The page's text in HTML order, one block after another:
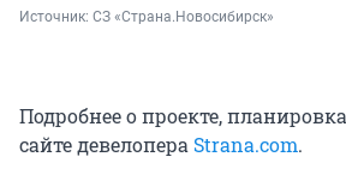
Источник: СЗ «Страна.Новосибирск»
Подробнее о проекте,
сайте девелопера Strana.com.